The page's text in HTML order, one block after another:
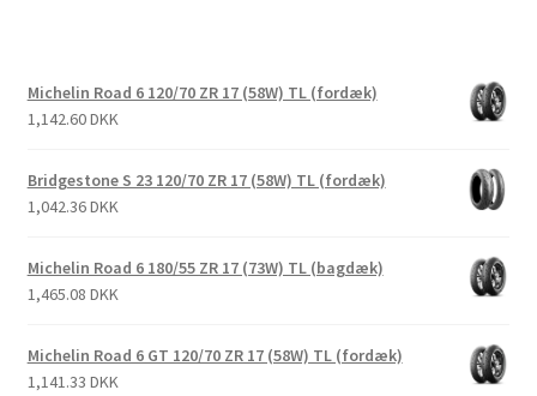
Michelin Road 6 120/70 ZR 17 (58W) TL (fordæk)
1,142.60 DKK
Bridgestone S 23 120/70 ZR 17 (58W) TL (fordæk)
1,042.36 DKK
Michelin Road 6 180/55 ZR 17 (73W) TL (bagdæk)
1,465.08 DKK
Michelin Road 6 GT 120/70 ZR 17 (58W) TL (fordæk)
1,141.33 DKK